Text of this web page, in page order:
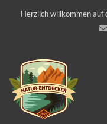
Herzlich willkommen auf